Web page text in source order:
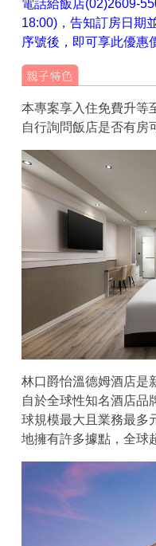
電話給飯店(02)2609-
18:00)，告知訂房日期
序號後，即可享此優惠
本專案享入住免費升等
自行詢問飯店是否有房
林口爵怡溫德姆酒店是
自於全球性知名酒店品
球規模最大且業務最多
地擁有許多據點，全球